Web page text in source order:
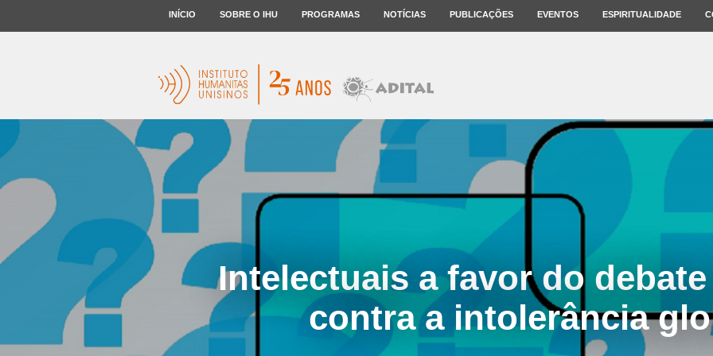
INÍCIO SOBRE O IHU PROGRAMAS NOTÍCIAS PUBLICAÇÕES EVENTOS ESPIRITUALIDADE
Intelectuais a favor do
contra a intolerância